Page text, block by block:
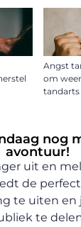
Angst
om
tandarts
nog
avontuur!
uit en
de
te uiten en
te